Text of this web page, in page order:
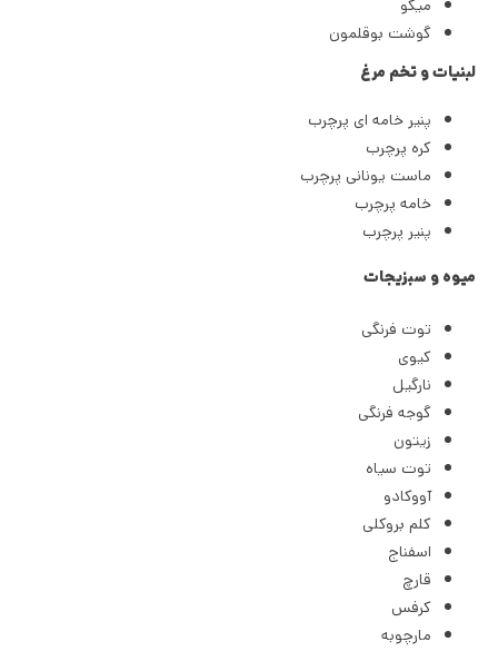
میگو
گوشت بوقلمون
لبنیات و تخم مرغ
پنیر خامه ای پرچرب
کره پرچرب
ماست یونانی پرچرب
خامه پرچرب
پنیر پرچرب
میوه و سبزیجات
توت فرنگی
کیوی
نارگیل
گوجه فرنگی
زیتون
توت سیاه
آووکادو
کلم بروکلی
اسفناج
قارچ
کرفس
مارچوبه